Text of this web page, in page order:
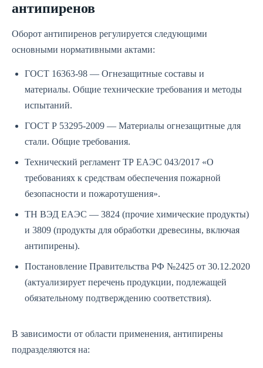
антипиренов
Оборот антипиренов регулируется следующими
основными нормативными актами:
ГОСТ 16363-98 — Огнезащитные составы и
материалы. Общие технические требования и методы
испытаний.
ГОСТ Р 53295-2009 — Материалы огнезащитные для
стали. Общие требования.
Технический регламент ТР ЕАЭС 043/2017 «О
требованиях к средствам обеспечения пожарной
безопасности и пожаротушения».
ТН ВЭД ЕАЭС — 3824 (прочие химические продукты)
и 3809 (продукты для обработки древесины, включая
антипирены).
Постановление Правительства РФ №2425 от 30.12.2020
(актуализирует перечень продукции, подлежащей
обязательному подтверждению соответствия).
В зависимости от области применения, антипирены
подразделяются на: